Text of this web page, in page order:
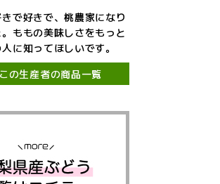
で好きで、桃農家になり
ももの美味しさをもっと
に知ってほしいです。
この生産者の商品一覧